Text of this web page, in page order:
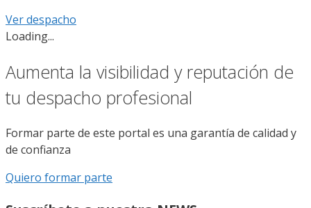
Ver despacho
Loading...
Aumenta la visibilidad y reputación de
tu despacho profesional
Formar parte de este portal es una garantía de calidad y
de confianza
Quiero formar parte